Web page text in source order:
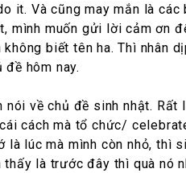
it. Và cũng may mắn là
mình muốn gửi lời cảm ơn
biết tên ha. Thì
hôm nay.
nói về chủ đề sinh nhật.
cách mà tổ chức/
lúc mà mình còn nhỏ,
là trước đây thì quà nó